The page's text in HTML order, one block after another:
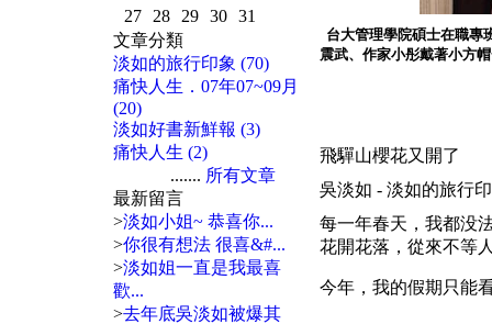
27
28 29 30
31
文章分類
淡如的旅行印象 (70)
痛快人生．07年07~09月
(20)
淡如好書新鮮報 (3)
痛快人生 (2)
....... 所有文章
最新留言
>淡如小姐~ 恭喜你...
>你很有想法 很喜&#...
>淡如姐一直是我最喜
歡...
>去年底吳淡如被爆其
台大管理學院碩士在職專
震武、作家小彤戴著小方
飛驒山櫻花又開了
吳淡如 - 淡如的旅行印
每一年春天，我都没
花開花落，從來不等
今年，我的假期只能